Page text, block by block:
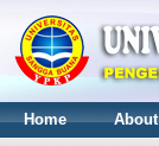
Home About